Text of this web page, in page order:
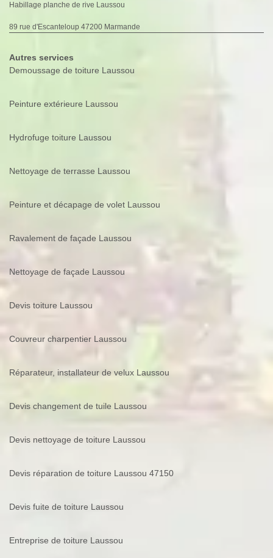
Habillage planche de rive Laussou
89 rue d'Escanteloup 47200 Marmande
Autres services
Demoussage de toiture Laussou
Peinture extérieure Laussou
Hydrofuge toiture Laussou
Nettoyage de terrasse Laussou
Peinture et décapage de volet Laussou
Ravalement de façade Laussou
Nettoyage de façade Laussou
Devis toiture Laussou
Couvreur charpentier Laussou
Réparateur, installateur de velux Laussou
Devis changement de tuile Laussou
Devis nettoyage de toiture Laussou
Devis réparation de toiture Laussou 47150
Devis fuite de toiture Laussou
Entreprise de toiture Laussou